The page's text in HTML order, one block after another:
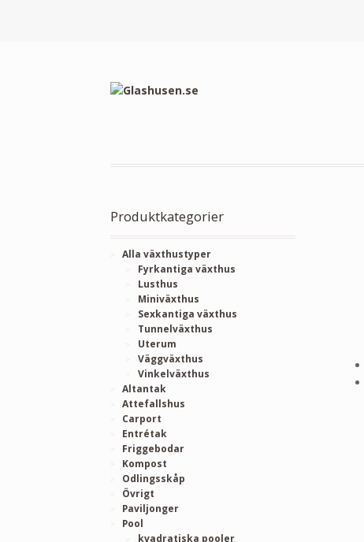
Produktkategorier
Alla växthustyper
Fyrkantiga växthus
Lusthus
Miniväxthus
Sexkantiga växthus
Tunnelväxthus
Uterum
Väggväxthus
Vinkelväxthus
Altantak
Attefallshus
Carport
Entrétak
Friggebodar
Kompost
Odlingsskåp
Övrigt
Paviljonger
Pool
kvadratiska pooler